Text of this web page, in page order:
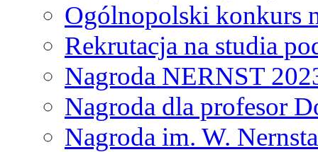
Ogólnopolski konkurs
Rekrutacja na studia
Nagroda NERNST
Nagroda dla profesor
Nagroda im. W.